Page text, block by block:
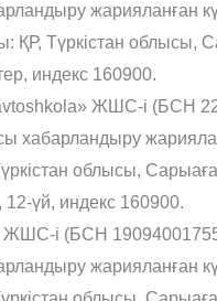
жарияланған
ҚР, Түркістан
индекс 160900.
ЖШС-і (БСН
хабарландыру
облысы,
үй, индекс 160900.
і (БСН
жарияланған